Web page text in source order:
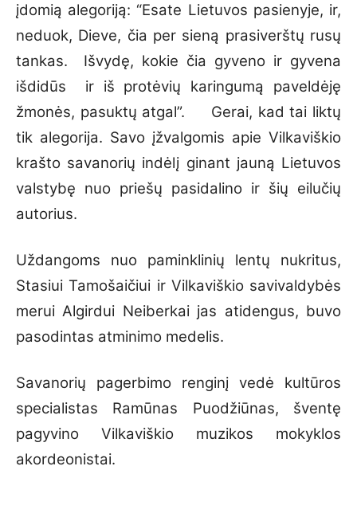
įdomią alegoriją: “Esate Lietuvos pasienyje, ir,
neduok, Dieve, čia per sieną prasiverštų rusų
tankas. Išvydę, kokie čia gyveno ir gyvena
išdidūs ir iš protėvių karingumą paveldėję
žmonės, pasuktų atgal”. Gerai, kad tai liktų
tik alegorija. Savo įžvalgomis apie Vilkaviškio
krašto savanorių indėlį ginant jauną Lietuvos
valstybę nuo priešų pasidalino ir šių eilučių
autorius.
Uždangoms nuo paminklinių lentų nukritus,
Stasiui Tamošaičiui ir Vilkaviškio savivaldybės
merui Algirdui Neiberkai jas atidengus, buvo
pasodintas atminimo medelis.
Savanorių pagerbimo renginį vedė kultūros
specialistas Ramūnas Puodžiūnas, šventę
pagyvino Vilkaviškio muzikos mokyklos
akordeonistai.